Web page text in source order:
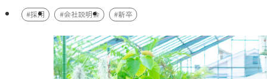
#採用 #会社説明会 #新卒